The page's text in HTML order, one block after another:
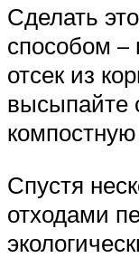
Сделать
способом
отсек из
высыпайте
Спустя
отходами